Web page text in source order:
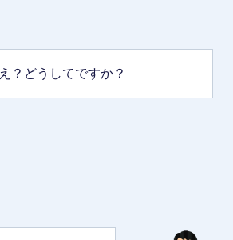
え？どうしてですか？